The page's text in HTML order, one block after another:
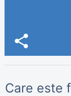
share
Care este